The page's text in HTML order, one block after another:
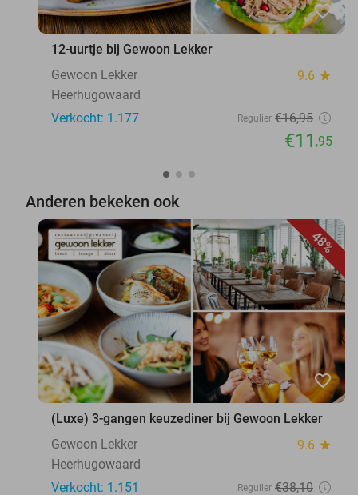
favorite_border
12-uurtje bij Gewoon Lekker
Gewoon Lekker
9.6 star
Heerhugowaard
Verkocht: 1.177
Regulier €16,95
€11 ,95
Anderen bekeken ook
48%
favorite_border
(Luxe) 3-gangen keuzediner bij Gewoon Lekker
Gewoon Lekker
9.6 star
Heerhugowaard
Verkocht: 1.151
Regulier €38,10